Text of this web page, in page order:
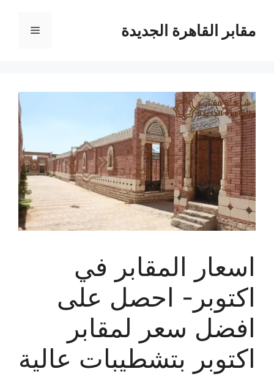
المحتوىمقابر القاهرة الجديدة القائمة
اسعار المقابر في
اكتوبر- احصل على
افضل سعر لمقابر
اكتوبر بتشطيبات عالية